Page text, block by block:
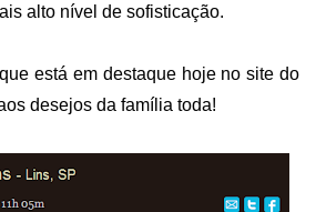
alto nível de sofisticação.
está em destaque hoje no site do
desejos da família toda!